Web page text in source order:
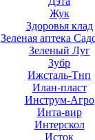
Жук
Здоровья клад
Зеленая аптека
Зеленый Луг
Зубр
Ижсталь-Тнп
Илан-пласт
Инструм-Агро
Инта-вир
Интерскол
Исток